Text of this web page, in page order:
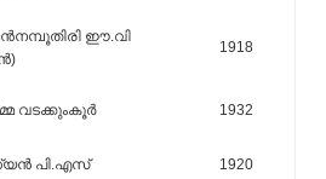
ഈ.വി
1918
വടക്കുംകൂര്‍ 1932
പി.എസ്‌ 1920